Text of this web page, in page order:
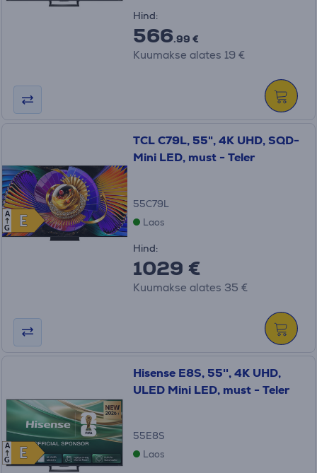
Hind:
566.99 €
Kuumakse alates 19 €
E
E
A
G
TCL C79L, 55", 4K UHD, SQD-
Mini LED, must - Teler
55C79L
Laos
Hind:
1029 €
Kuumakse alates 35 €
E
E
A
G
Hisense E8S, 55'', 4K UHD,
ULED Mini LED, must - Teler
55E8S
Laos